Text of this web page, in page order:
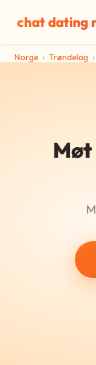
chat dating
Norge › Trøndelag ›